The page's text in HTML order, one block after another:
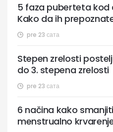
pre 23 сата
5 faza puberteta kod
Kako da ih
pre 23 сата
Stepen zrelosti
do 3. stepena zrelosti
6 načina kako
menstrualno